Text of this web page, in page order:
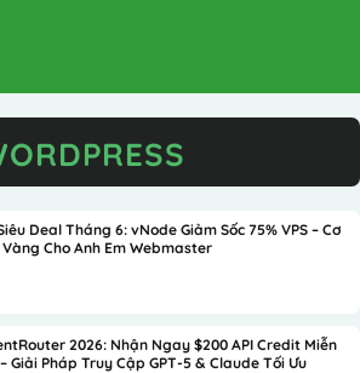
Deal Tháng 6: vNode Giảm Sốc 75% VPS – Cơ
Vàng Cho Anh Em Webmaster
2026: Nhận Ngay $200 API Credit Miễn
Giải Pháp Truy Cập GPT-5 & Claude Tối Ưu